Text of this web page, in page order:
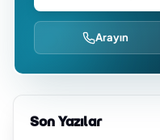
Arayın
Son Yazılar